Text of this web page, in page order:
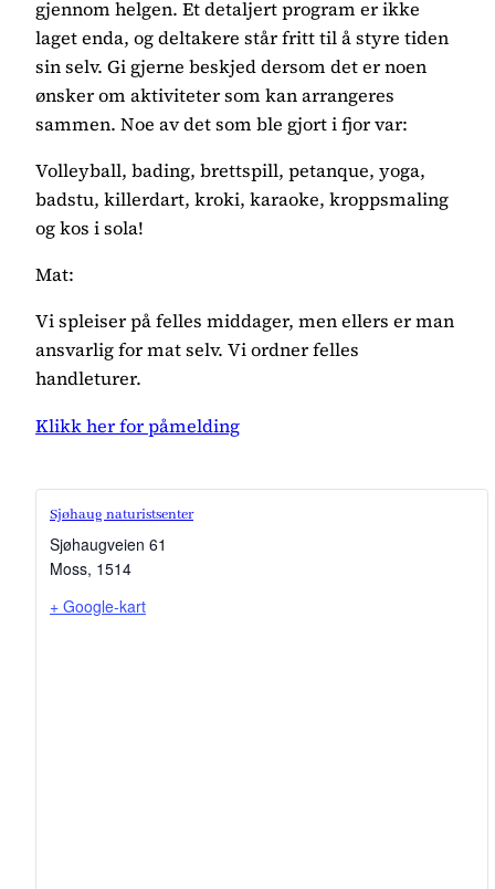
gjennom helgen. Et detaljert program er ikke
laget enda, og deltakere står fritt til å styre tiden
sin selv. Gi gjerne beskjed dersom det er noen
ønsker om aktiviteter som kan arrangeres
sammen. Noe av det som ble gjort i fjor var:
Volleyball, bading, brettspill, petanque, yoga,
badstu, killerdart, kroki, karaoke, kroppsmaling
og kos i sola!
Mat:
Vi spleiser på felles middager, men ellers er man
ansvarlig for mat selv. Vi ordner felles
handleturer.
Klikk her for påmelding
Sjøhaug naturistsenter
Sjøhaugveien 61
Moss, 1514
+ Google-kart